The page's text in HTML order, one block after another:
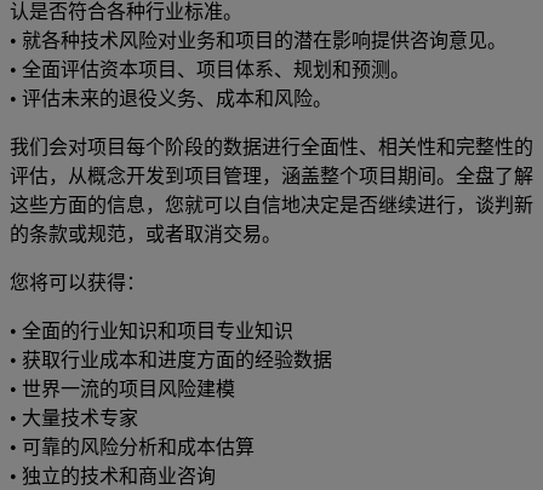
认是否符合各种行业标准。
• 就各种技术风险对业务和项目的潜在影响提供咨询意见。
• 全面评估资本项目、项目体系、规划和预测。
• 评估未来的退役义务、成本和风险。
我们会对项目每个阶段的数据进行全面性、相关性和完整性的
评估，从概念开发到项目管理，涵盖整个项目期间。全盘了解
这些方面的信息，您就可以自信地决定是否继续进行，谈判新
的条款或规范，或者取消交易。
您将可以获得：
• 全面的行业知识和项目专业知识
• 获取行业成本和进度方面的经验数据
• 世界一流的项目风险建模
• 大量技术专家
• 可靠的风险分析和成本估算
• 独立的技术和商业咨询